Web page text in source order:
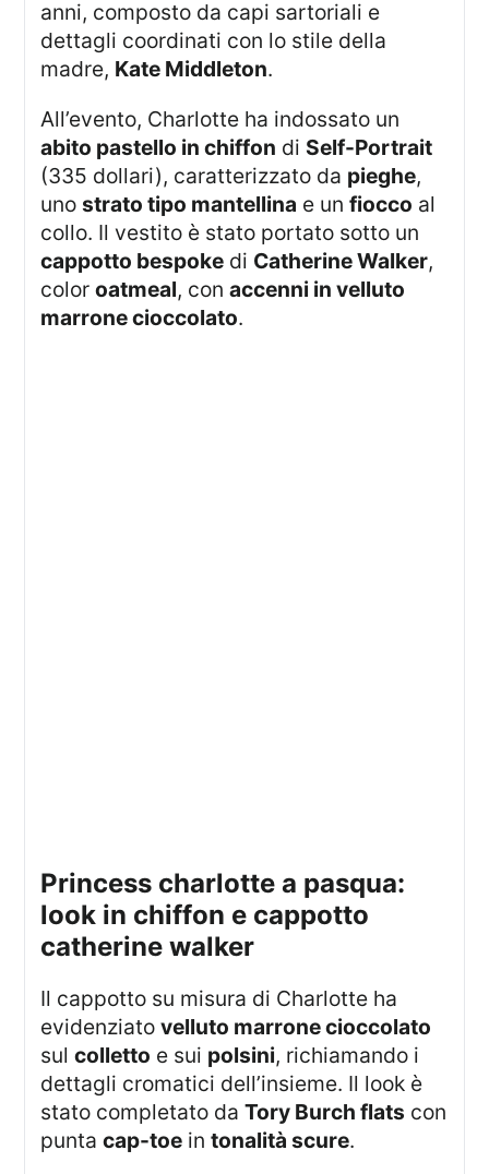
anni, composto da capi sartoriali e
dettagli coordinati con lo stile della
madre, Kate Middleton.
All’evento, Charlotte ha indossato un
abito pastello in chiffon di Self-Portrait
(335 dollari), caratterizzato da pieghe,
unostrato tipo mantellina e unfiocco al
collo. Il vestito è stato portato sotto un
cappotto bespoke di Catherine Walker,
coloroatmeal, conaccenni in velluto
marrone cioccolato.
princess charlotte a pasqua:
look in chiffon e cappotto
catherine walker
Il cappotto su misura di Charlotte ha
evidenziatovelluto marrone cioccolato
sulcolletto e sui polsini, richiamando i
dettagli cromatici dell’insieme. Il look è
stato completato daTory Burch flats con
puntacap-toe intonalità scure.